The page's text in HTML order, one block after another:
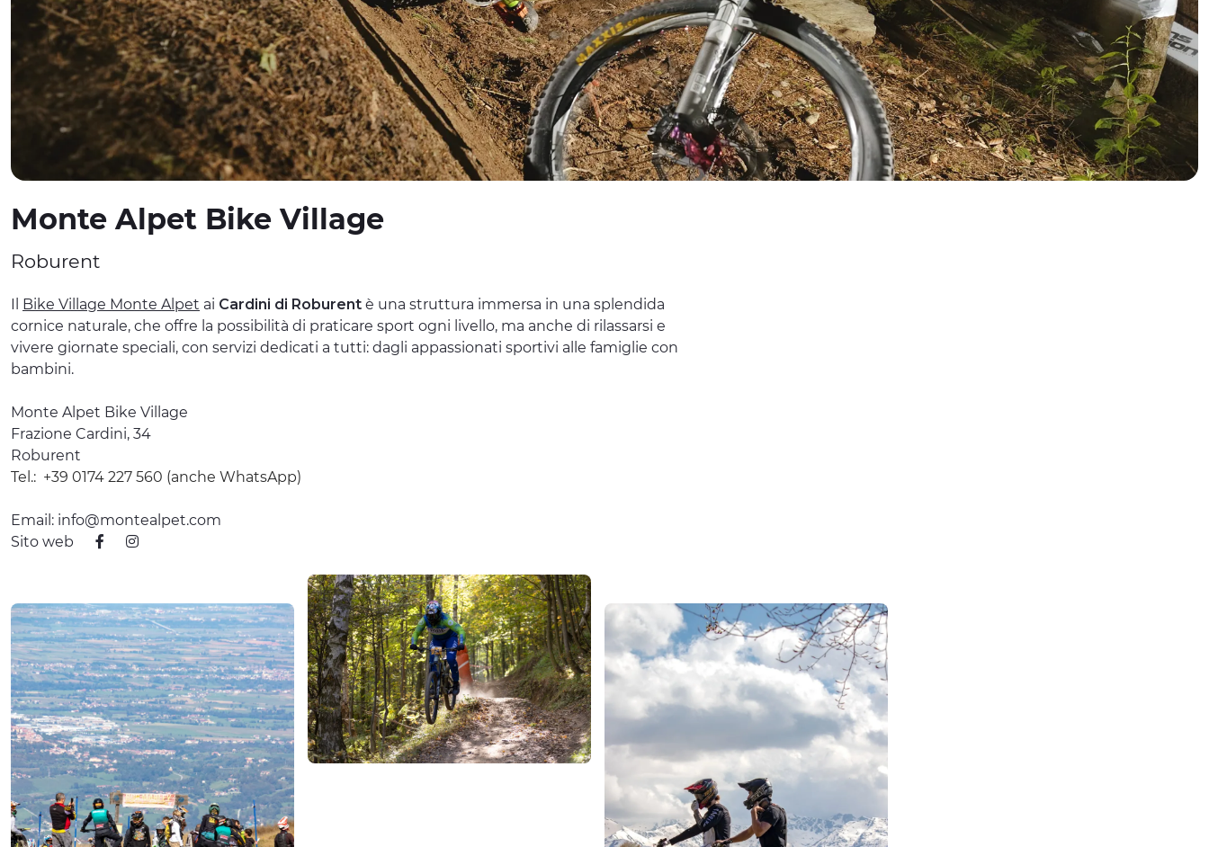
Monte Alpet Bike Village
Roburent
Il Bike Village Monte Alpet ai Cardini di Roburent è una struttura immersa in una splendida
cornice naturale, che offre la possibilità di praticare sport ogni livello, ma anche di rilassarsi e
vivere giornate speciali, con servizi dedicati a tutti: dagli appassionati sportivi alle famiglie con
bambini.
Monte Alpet Bike Village
Frazione Cardini, 34
Roburent
Tel.: +39 0174 227 560 (anche WhatsApp)
Email: info@montealpet.com
Sito web